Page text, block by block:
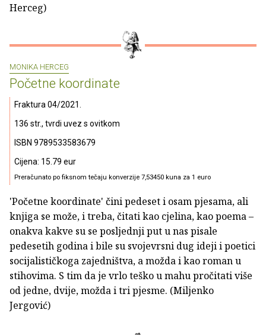
Herceg)
MONIKA HERCEG
Početne koordinate
Fraktura 04/2021.
136 str., tvrdi uvez s ovitkom
ISBN 9789533583679
Cijena: 15.79 eur
Preračunato po fiksnom tečaju konverzije 7,53450 kuna za 1 euro
'Početne koordinate' čini pedeset i osam pjesama, ali
knjiga se može, i treba, čitati kao cjelina, kao poema –
onakva kakve su se posljednji put u nas pisale
pedesetih godina i bile su svojevrsni dug ideji i poetici
socijalističkoga zajedništva, a možda i kao roman u
stihovima. S tim da je vrlo teško u mahu pročitati više
od jedne, dvije, možda i tri pjesme. (Miljenko
Jergović)